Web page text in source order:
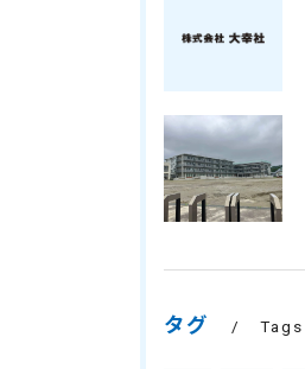
タグ Tags